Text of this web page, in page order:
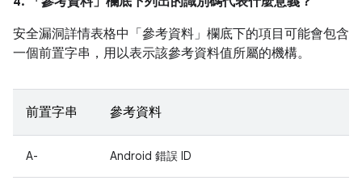
安全漏洞詳情表格中「參考資料」 欄底下的項目可能會包含
一個前置字串，用以表示該參考資料值所屬的機構。
前置字串 參考資料
A- Android 錯誤 ID